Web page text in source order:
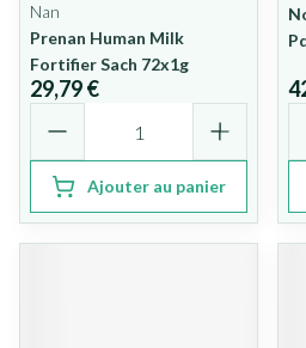
Nan
Prenan Human Milk
Fortifier Sach 72x1g
29,79 €
Ajouter au panier